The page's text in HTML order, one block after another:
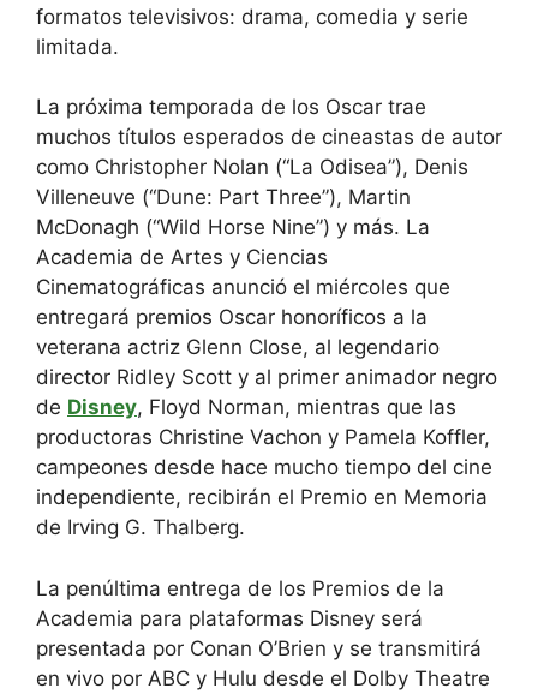
formatos televisivos: drama, comedia y serie
limitada.
La próxima temporada de los Oscar trae
muchos títulos esperados de cineastas de autor
como Christopher Nolan (“La Odisea”), Denis
Villeneuve (“Dune: Part Three”), Martin
McDonagh (“Wild Horse Nine”) y más. La
Academia de Artes y Ciencias
Cinematográficas anunció el miércoles que
entregará premios Oscar honoríficos a la
veterana actriz Glenn Close, al legendario
director Ridley Scott y al primer animador negro
de Disney, Floyd Norman, mientras que las
productoras Christine Vachon y Pamela Koffler,
campeones desde hace mucho tiempo del cine
independiente, recibirán el Premio en Memoria
de Irving G. Thalberg.
La penúltima entrega de los Premios de la
Academia para plataformas Disney será
presentada por Conan O’Brien y se transmitirá
en vivo por ABC y Hulu desde el Dolby Theatre